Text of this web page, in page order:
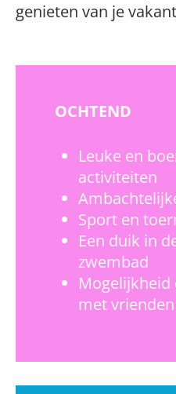
genieten van je
OCHTEND
Leuke en
activiteiten
Sport en
Een duik in
zwembad
met